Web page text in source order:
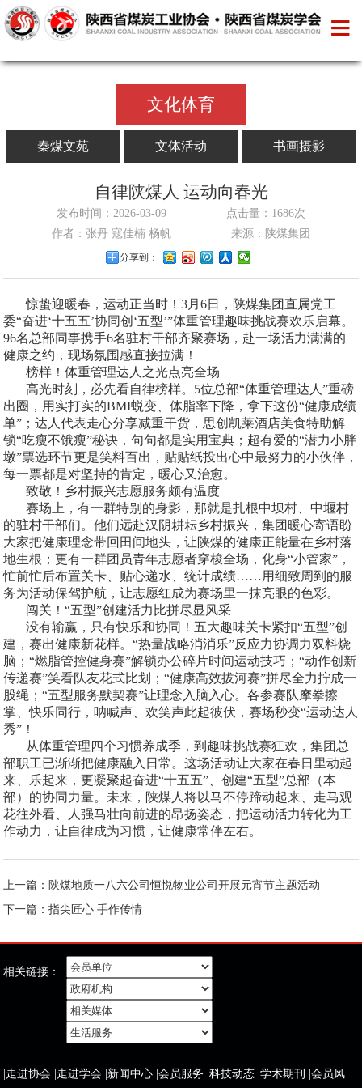
文化体育
秦煤文苑 文体活动 书画摄影
自律陕煤人 运动向春光
发布时间：2026-03-09
点击量：1686次
作者：张丹 寇佳楠 杨帆
来源：陕煤集团
分享到：
惊蛰迎暖春，运动正当时！3月6日，陕煤集团直属党工
委“奋进‘十五五’协同创‘五型’”体重管理趣味挑战赛欢乐启幕。
96名总部同事携手6名驻村干部齐聚赛场，赴一场活力满满的
健康之约，现场氛围感直接拉满！
榜样！体重管理达人之光点亮全场
高光时刻，必先看自律榜样。5位总部“体重管理达人”重磅
出圈，用实打实的BMI蜕变、体脂率下降，拿下这份“健康成绩
单”；达人代表走心分享减重干货，思创凯莱酒店美食特助解
锁“吃瘦不饿瘦”秘诀，句句都是实用宝典；超有爱的“潜力小胖
墩”票选环节更是笑料百出，贴贴纸投出心中最努力的小伙伴，
每一票都是对坚持的肯定，暖心又治愈。
致敬！乡村振兴志愿服务颇有温度
赛场上，有一群特别的身影，那就是扎根中坝村、中堰村
的驻村干部们。他们远赴汉阴耕耘乡村振兴，集团暖心寄语盼
大家把健康理念带回田间地头，让陕煤的健康正能量在乡村落
地生根；更有一群团员青年志愿者穿梭全场，化身“小管家”，
忙前忙后布置关卡、贴心递水、统计成绩……用细致周到的服
务为活动保驾护航，让志愿红成为赛场里一抹亮眼的色彩。
闯关！“五型”创建活力比拼尽显风采
没有输赢，只有快乐和协同！五大趣味关卡紧扣“五型”创
建，赛出健康新花样。“热量战略消消乐”反应力协调力双料烧
脑；“燃脂管控健身赛”解锁办公碎片时间运动技巧；“动作创新
传递赛”笑看队友花式比划；“健康高效拔河赛”拼尽全力拧成一
股绳；“五型服务默契赛”让理念入脑入心。各参赛队摩拳擦
掌、快乐同行，呐喊声、欢笑声此起彼伏，赛场秒变“运动达人
秀”！
从体重管理四个习惯养成季，到趣味挑战赛狂欢，集团总
部职工已渐渐把健康融入日常。这场活动让大家在春日里动起
来、乐起来，更凝聚起奋进“十五五”、创建“五型”总部（本
部）的协同力量。未来，陕煤人将以马不停蹄动起来、走马观
花往外看、人强马壮向前进的昂扬姿态，把运动活力转化为工
作动力，让自律成为习惯，让健康常伴左右。
上一篇： 陕煤地质一八六公司恒悦物业公司开展元宵节主题活动
下一篇：指尖匠心 手作传情
相关链接：
走进协会 走进学会 新闻中心 |会员服务 |科技动态 |学术期刊 |会员风